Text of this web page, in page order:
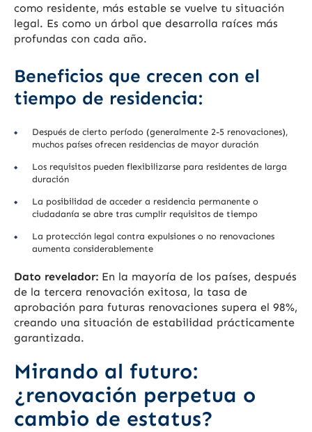
como residente, más estable se vuelve tu situación
legal. Es como un árbol que desarrolla raíces más
profundas con cada año.
Beneficios que crecen con el
tiempo de residencia:
Después de cierto período (generalmente 2-5 renovaciones),
muchos países ofrecen residencias de mayor duración
Los requisitos pueden flexibilizarse para residentes de larga
duración
La posibilidad de acceder a residencia permanente o
ciudadanía se abre tras cumplir requisitos de tiempo
La protección legal contra expulsiones o no renovaciones
aumenta considerablemente
Dato revelador: En la mayoría de los países, después
de la tercera renovación exitosa, la tasa de
aprobación para futuras renovaciones supera el 98%,
creando una situación de estabilidad prácticamente
garantizada.
Mirando al futuro:
¿renovación perpetua o
cambio de estatus?